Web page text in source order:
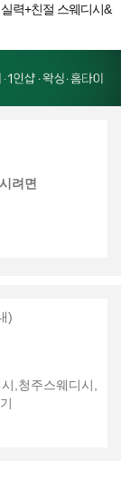
력+친절 스웨디시&
려면
)
,청주스웨디시,